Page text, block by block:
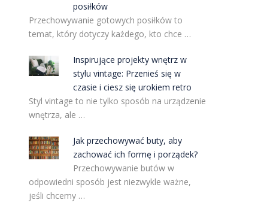
posiłków
Przechowywanie gotowych posiłków to
temat, który dotyczy każdego, kto chce …
Inspirujące projekty wnętrz w
stylu vintage: Przenieś się w
czasie i ciesz się urokiem retro
Styl vintage to nie tylko sposób na urządzenie
wnętrza, ale …
Jak przechowywać buty, aby
zachować ich formę i porządek?
Przechowywanie butów w
odpowiedni sposób jest niezwykle ważne,
jeśli chcemy …